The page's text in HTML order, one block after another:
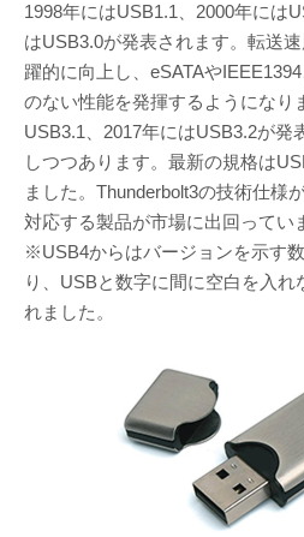
1998年にはUSB1.1、2000年には
はUSB3.0が発表されます。転送
躍的に向上し、eSATAや
のない性能を発揮するようになり
USB3.1、2017年にはUSB3.2が発
しつつあります。最新の規格は
ました。Thunderbolt3の技術仕様
対応する製品が市場に出回ってい
※USB4からはバージョンを示す
り、USBと数字に間に空白を入れ
れました。